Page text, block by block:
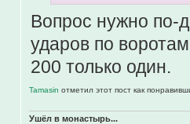
Вопрос нужно по-
ударов по
200 только один.
Tamasin отметил этот пост как
Ушёл в монастырь...